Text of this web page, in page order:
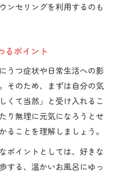
ンセリングを利用するのも
るポイント
うつ症状や日常生活への影
そのため、まずは自分の気
くて当然」と受け入れるこ
り無理に元気になろうとせ
ることを理解しましょう。
ポイントとしては、好きな
する、温かいお風呂にゆっ